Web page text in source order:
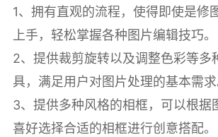
1、拥有直观的流程，使得即使是修
上手，轻松掌握各种图片编辑技巧。
2、提供裁剪旋转以及调整色彩等多
具，满足用户对图片处理的基本需求
3、提供多种风格的相框，可以根据
喜好选择合适的相框进行创意搭配。